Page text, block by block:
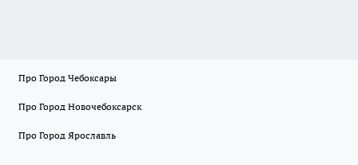
Про Город Чебоксары
Про Город Новочебоксарск
Про Город Ярославль